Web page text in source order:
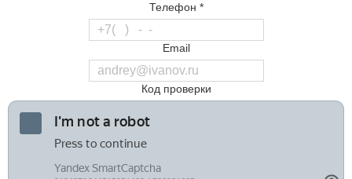
Телефон *
Email
Код проверки